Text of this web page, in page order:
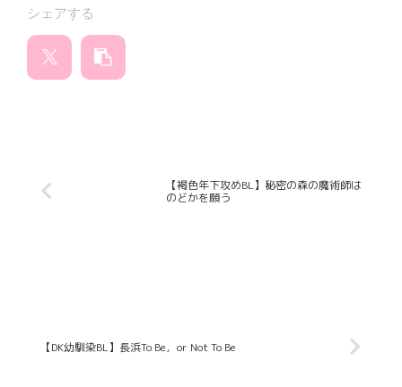
シェアする
【褐色年下攻めBL】秘密の森の魔術師は
のどかを願う
【DK幼馴染BL】長浜To Be，or Not To Be